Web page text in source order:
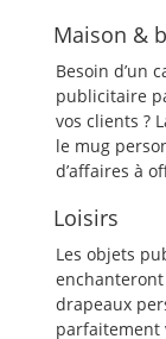
Maison &
Besoin d’un
publicitaire
vos clients ?
le mug
d’affaires à
Loisirs
Les objets
drapeaux
parfaitement